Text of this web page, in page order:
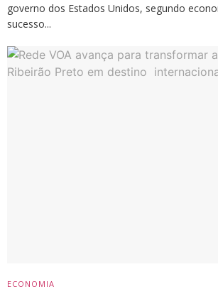
governo dos Estados Unidos, segundo
sucesso...
ECONOMIA